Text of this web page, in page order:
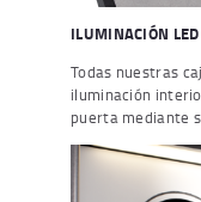
ILUMINACIÓN LED
Todas nuestras
iluminación
puerta mediante